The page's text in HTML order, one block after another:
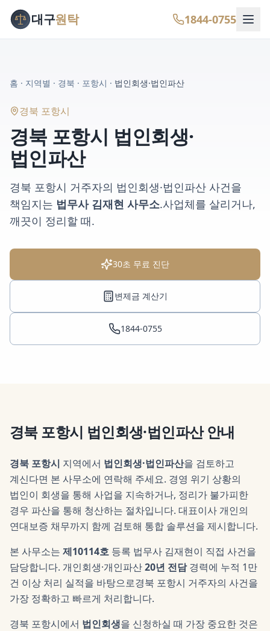
대구원탁 1844-0755
홈 · 지역별 · 경북 · 포항시 · 법인회생·법인파산
경북 포항시
경북 포항시 법인회생·
법인파산
경북 포항시 거주자의 법인회생·법인파산 사건을
책임지는 법무사 김재현 사무소.사업체를 살리거나,
깨끗이 정리할 때.
30초 무료 진단
변제금 계산기
1844-0755
경북 포항시 법인회생·법인파산안내
경북 포항시 지역에서 법인회생·법인파산을 검토하고
계신다면 본 사무소에 연락해 주세요. 경영 위기 상황의
법인이 회생을 통해 사업을 지속하거나, 정리가 불가피한
경우 파산을 통해 청산하는 절차입니다. 대표이사 개인의
연대보증 채무까지 함께 검토해 통합 솔루션을 제시합니다.
본 사무소는 제10114호 등록 법무사 김재현이 직접 사건을
담당합니다. 개인회생·개인파산20년 전담경력에 누적 1만
건 이상 처리 실적을 바탕으로경북 포항시 거주자의 사건을
가장 정확하고 빠르게 처리합니다.
경북 포항시에서 법인회생을 신청하실 때 가장 중요한 것은